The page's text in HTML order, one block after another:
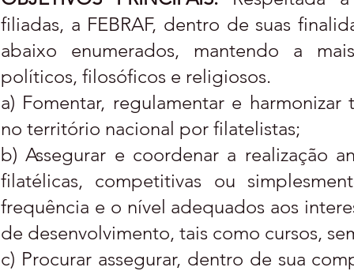
filiadas, a FEBRAF, dentro de suas
abaixo enumerados, mantendo a
políticos, filosóficos e religiosos.
a) Fomentar, regulamentar e
no território nacional por filatelistas;
b) Assegurar e coordenar a realização
filatélicas, competitivas ou
frequência e o nível adequados aos
de desenvolvimento, tais como cursos,
c) Procurar assegurar, dentro de sua